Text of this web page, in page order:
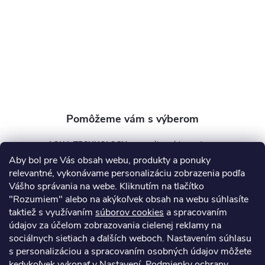
Aby bol pre Vás obsah webu, produkty a ponuky
relevantné, vykonávame personalizáciu zobrazenia podľa
Vášho správania na webe. Kliknutím na tlačítko
"Rozumiem" alebo na akýkoľvek obsah na webu súhlasíte
taktiež s využívaním súborov cookies a spracovaním
údajov za účelom zobrazovania cielenej reklamy na
sociálnych sietiach a ďalších weboch. Nastavením súhlasu
s personalizáciou a spracovaním osobných údajov môžete
AQUA TECHNOLOGY s.r.o.
info @aquatechnology.sk
+421 911 991 394
Informácie pre vás